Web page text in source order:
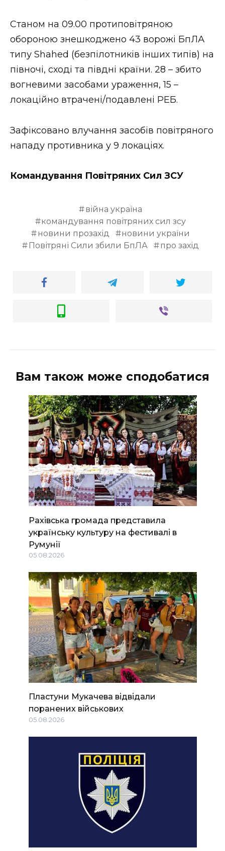
Станом на 09.00 протиповітряною
обороною знешкоджено 43 ворожі БпЛА
типу Shahed (безпілотників інших типів) на
півночі, сході та півдні країни. 28 – збито
вогневими засобами ураження, 15 –
локаційно втрачені/подавлені РЕБ.
Зафіксовано влучання засобів повітряного
нападу противника у 9 локаціях.
Командування Повітряних Сил ЗСУ
війна україна
командування повітряних сил зсу
новини прозахід
новини україни
Повітряні Сили збили БпЛА
про захід
Вам також може сподобатися
Рахівська громада представила
українську культуру на фестивалі в
Румунії
05.08.2026
Пластуни Мукачева відвідали
поранених військових
05.08.2026